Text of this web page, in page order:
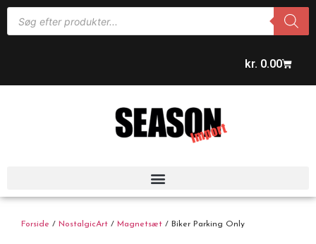
kr. 0.00
Forside / NostalgicArt / Magnetsæt / Biker Parking Only